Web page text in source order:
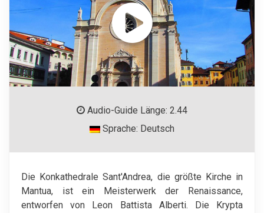
Audio-Guide Länge: 2.44
Sprache: Deutsch
Die Konkathedrale Sant'Andrea, die größte Kirche in
Mantua, ist ein Meisterwerk der Renaissance,
entworfen von Leon Battista Alberti. Die Krypta